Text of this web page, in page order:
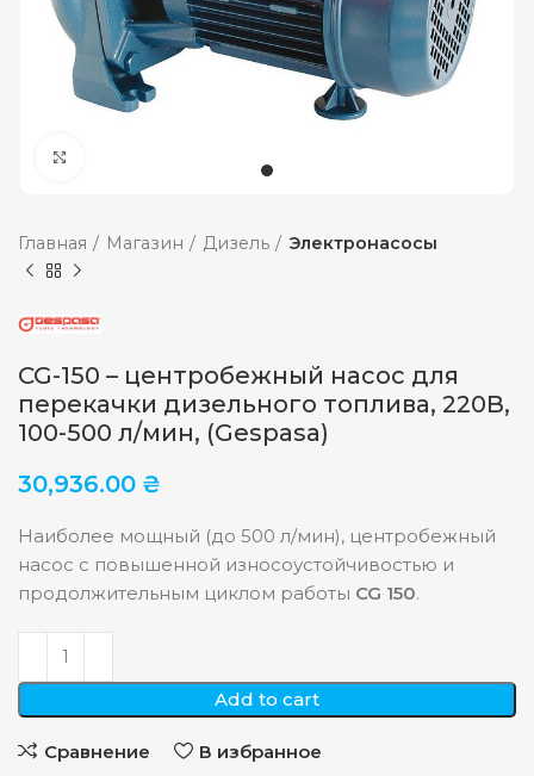
Главная Магазин Дизель Электронасосы
CG-150 – центробежный насос для
перекачки дизельного топлива, 220В,
100-500 л/мин, (Gespasa)
30,936.00 ₴
Наиболее мощный (до 500 л/мин), центробежный
насос с повышенной износоустойчивостью и
продолжительным циклом работы CG 150.
Add to cart
Сравнение В избранное